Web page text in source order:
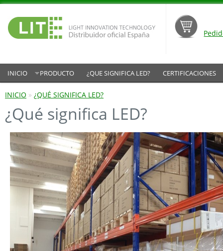
INICIO PRODUCTO ¿QUE SIGNIFICA LED? CERTIFICACIONES
INICIO » ¿QUÉ SIGNIFICA LED?
¿Qué significa LED?